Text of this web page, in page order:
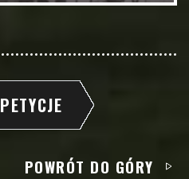
PETYCJE
POWRÓT DO GÓRY